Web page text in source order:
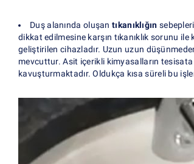
Duş alanında oluşan tıkanıklığın
dikkat edilmesine karşın tıkanıklık sorunu ile
geliştirilen cihazladır. Uzun uzun
mevcuttur. Asit içerikli kimyasalların
kavuşturmaktadır. Oldukça kısa süreli bu